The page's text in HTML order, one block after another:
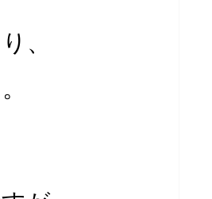
、